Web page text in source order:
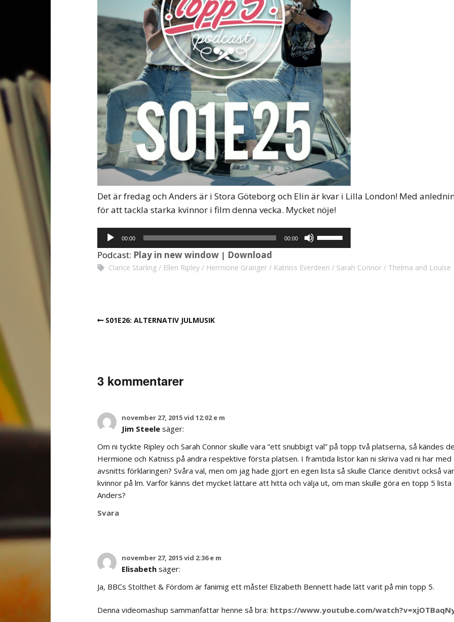
Det är fredag och Anders är i Stora Göteborg och Elin är kvar i Lilla London! Med
för att tackla starka kvinnor i film denna vecka. Mycket nöje!
Ljudspelare
00:00 00:00
Använd
upp/ner-
Podcast: Play in new window | Download
Clarice Starling Ellen Ripley Hermione Granger Katniss Everdeen Sarah Connor Thelma and Louise
S01E26: ALTERNATIV JULMUSIK
3 kommentarer
november 27, 2015 vid 12:02 e m
Jim Steele säger:
Om ni tyckte Ripley och Sarah Connor skulle vara ”ett snubbigt val” på topp två platserna, så kändes
Hermione och Katniss på andra respektive första platsen. I framtida listor kan ni skriva vad ni har
avsnitts förklaringen? Svåra val, men om jag hade gjort en egen lista så skulle Clarice definitivt också
kvinnor på film. Varför känns det mycket lättare att hitta och välja ut, om man skulle göra en topp 5 lista
Anders?
Svara
november 27, 2015 vid 2:36 e m
Elisabeth säger:
Ja, BBCs Stolthet & Fördom är fanimig ett måste! Elizabeth Bennett hade lätt varit på min topp 5.
Denna videomashup sammanfattar henne så bra: https://www.youtube.com/